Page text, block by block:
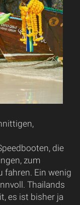
die
zum
fahren. Ein wenig
Thailands
es ist bisher ja